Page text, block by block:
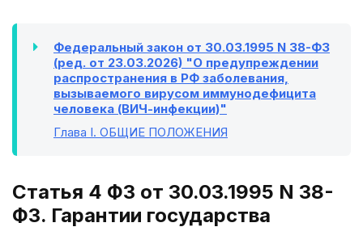
Федеральный закон от 30.03.1995 N 38-ФЗ
(ред. от 23.03.2026) "О предупреждении
распространения в РФ заболевания,
вызываемого вирусом иммунодефицита
человека (ВИЧ-инфекции)"
Глава I. ОБЩИЕ ПОЛОЖЕНИЯ
Статья 4 ФЗ от 30.03.1995 N 38-
ФЗ. Гарантии государства